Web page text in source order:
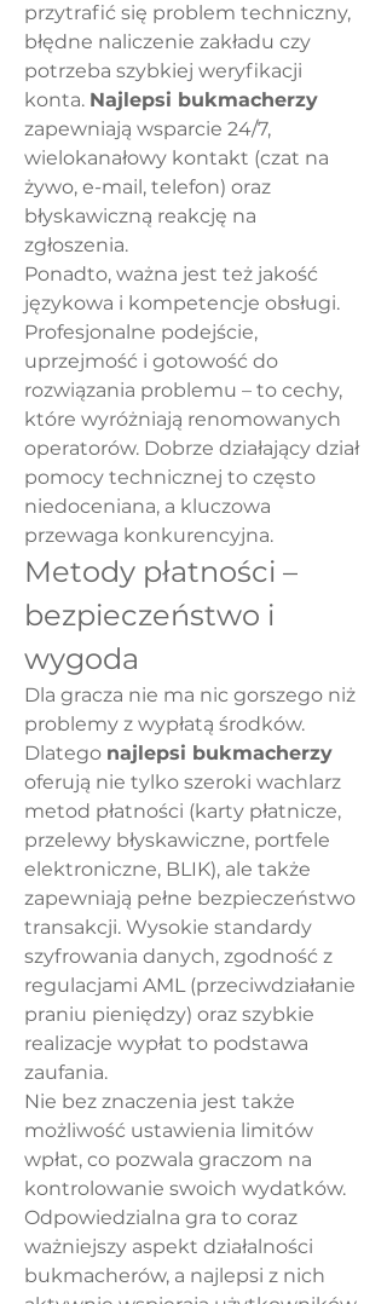
przytrafić się problem techniczny,
błędne naliczenie zakładu czy
potrzeba szybkiej weryfikacji
konta. Najlepsi bukmacherzy
zapewniają wsparcie 24/7,
wielokanałowy kontakt (czat na
żywo, e-mail, telefon) oraz
błyskawiczną reakcję na
zgłoszenia.
Ponadto, ważna jest też jakość
językowa i kompetencje obsługi.
Profesjonalne podejście,
uprzejmość i gotowość do
rozwiązania problemu – to cechy,
które wyróżniają renomowanych
operatorów. Dobrze działający dział
pomocy technicznej to często
niedoceniana, a kluczowa
przewaga konkurencyjna.
Metody płatności –
bezpieczeństwo i
wygoda
Dla gracza nie ma nic gorszego niż
problemy z wypłatą środków.
Dlatego najlepsi bukmacherzy
oferują nie tylko szeroki wachlarz
metod płatności (karty płatnicze,
przelewy błyskawiczne, portfele
elektroniczne, BLIK), ale także
zapewniają pełne bezpieczeństwo
transakcji. Wysokie standardy
szyfrowania danych, zgodność z
regulacjami AML (przeciwdziałanie
praniu pieniędzy) oraz szybkie
realizacje wypłat to podstawa
zaufania.
Nie bez znaczenia jest także
możliwość ustawienia limitów
wpłat, co pozwala graczom na
kontrolowanie swoich wydatków.
Odpowiedzialna gra to coraz
ważniejszy aspekt działalności
bukmacherów, a najlepsi z nich